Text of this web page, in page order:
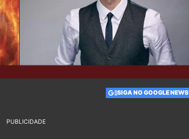
SIGA NO GOOGLE NEWS
PUBLICIDADE